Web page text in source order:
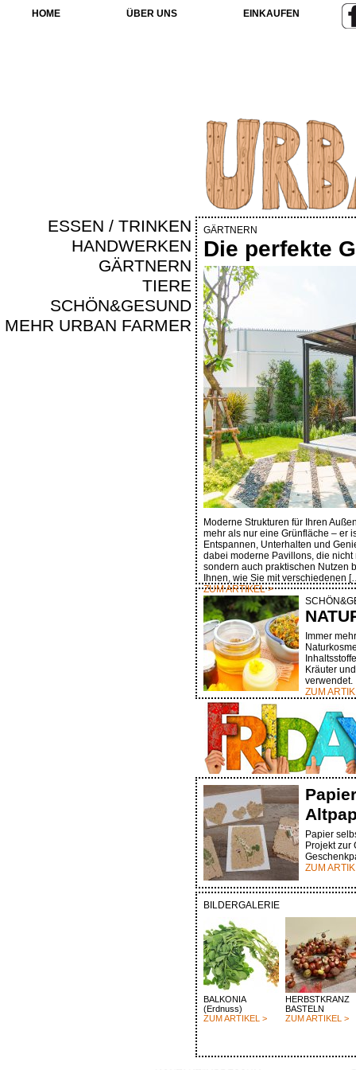
HOME ÜBER UNS EINKAUFEN
ESSEN / TRINKEN
HANDWERKEN
GÄRTNERN
TIERE
SCHÖN&GESUND
MEHR URBAN FARMER
GÄRTNERN
Die perfekte
Moderne Strukturen für Ihren
mehr als nur eine Grünfläche – er
Entspannen, Unterhalten und
dabei moderne Pavillons, die
sondern auch praktischen Nutzen
Ihnen, wie Sie mit verschiedenen
ZUM ARTIKEL >
Immer
Kräuter
verwendet.
ZUM
Papier
Projekt zur
ZUM
BILDERGALERIE
BALKONIA
(Erdnuss)
ZUM ARTIKEL >
HERBSTKRANZ
BASTELN
ZUM ARTIKEL >